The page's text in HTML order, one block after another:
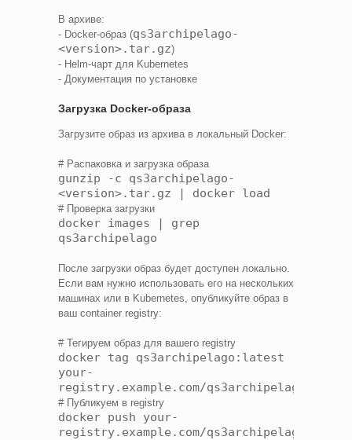
В архиве:
- Docker-образ (qs3archipelago-
<version>.tar.gz)
- Helm-чарт для Kubernetes
- Документация по установке
Загрузка Docker-образа
Загрузите образ из архива в локальный Docker:
# Распаковка и загрузка образа
gunzip -c qs3archipelago-
<version>.tar.gz | docker load
# Проверка загрузки
docker images | grep
qs3archipelago
После загрузки образ будет доступен локально.
Если вам нужно использовать его на нескольких
машинах или в Kubernetes, опубликуйте образ в
ваш container registry:
# Тегируем образ для вашего registry
docker tag qs3archipelago:latest
your-
registry.example.com/
# Публикуем в registry
docker push your-
registry.example.com/